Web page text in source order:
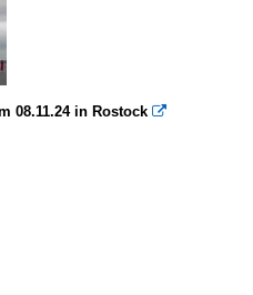
08.11.24 in Rostock 